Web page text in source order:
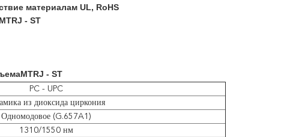
материалам UL, RoHS
- ST
- ST
PC - UPC
из диоксида циркония
Одномодовое (G.657A1)
1310/1550 нм